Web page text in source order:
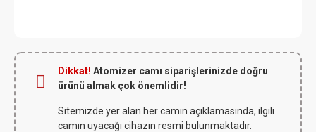
Dikkat! Atomizer camı siparişlerinizde doğru
ürünü almak çok önemlidir!
Sitemizde yer alan her camın açıklamasında, ilgili
camın uyacağı cihazın resmi bulunmaktadır.